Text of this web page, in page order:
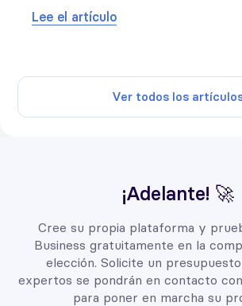
Lee el artículo
Ver todos los
¡Adelante! 🚀
Cree su propia plataforma y
Business gratuitamente en la
elección. Solicite un
expertos se pondrán en contacto
para poner en marcha su